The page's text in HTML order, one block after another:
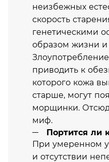
неизбежных
скорость
генетическими
образом жизни и
приводить к
которого кожа
старше, могут
морщинки.
миф.
Портится ли
При умеренном
и отсутствии